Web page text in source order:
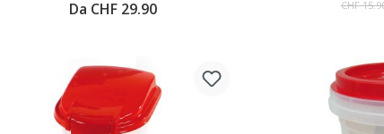
Da CHF 29.90 CHF